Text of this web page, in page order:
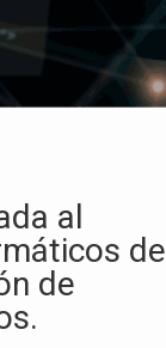
al
de
de